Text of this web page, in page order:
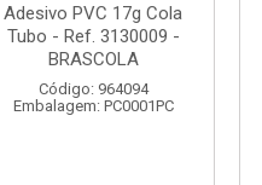
Adesivo PVC 17g Cola
Tubo - Ref. 3130009 -
BRASCOLA
Código: 964094
Embalagem: PC0001PC